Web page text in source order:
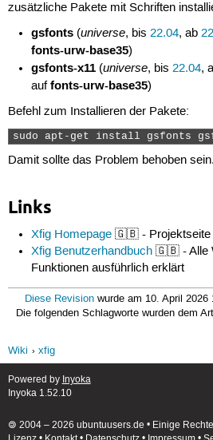
zusätzliche Pakete mit Schriften
gsfonts (universe, bis22.04, ab
fonts-urw-base35)
gsfonts-x11 (universe, bis22.04,
auffonts-urw-base35)
Befehl zum Installieren der Pakete:
sudo apt-get install gsfonts
Damit sollte das Problem behoben sein.
Links
Xfig Homepage 🇬🇧 - Projektseite
Xfig Benutzerhandbuch 🇬🇧 - Alle
Funktionen ausführlich erklärt
Diese Revision wurde am 10. April 2026
Die folgenden Schlagworte wurden dem
Wiki
xfig
Powered by Inyoka
Inyoka 1.52.10
🄯 2004 – 2026 ubuntuusers.de • Einige